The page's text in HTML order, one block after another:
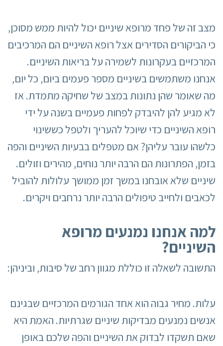
מצב זה של פחד מרופא שיניים יכול להיות ממש מסוכן,
כי הביקורים הסדירים אצל רופא השיניים הם המרכיבים
המרכזיים בעקרונות לשמירה על בריאות השיניים.
אנחנו משתמשים בשיניים מספר פעמים ביום, כל יום,
מה שאומר שהן נתונות במצב של שחיקה מתמדת. אז
לא מגיע להן להיבדק לפחות פעמיים בשנה על ידי
רופא השיניים כדי שיוכל להעריך ולטפל כששינוי
כלשהו עובר עליהן? אם מטפלים בבעיות השיניים והפה
בזמן, הפתרונות הם הרבה יותר נוחים, מהירים וזולים.
שיניים שלא אובחנו במשך זמן ממושך עלולות להוביל
לכאבים ולחייב טיפולים הרבה יותר נרחבים ויקרים.
למה אנחנו נמנעים מרופא
השיניים?
התשובה לשאלה זו כוללת מגוון רחב של סיבות, וביניהן:
עלות. מחיר גבוה הוא אחד הגורמים המרכזיים שבגינם
אנשים נמנעים מבדיקות שיניים שגרתיות. האמת היא
שאם תשקדו לבדוק את השיניים והפה שלכם באופן